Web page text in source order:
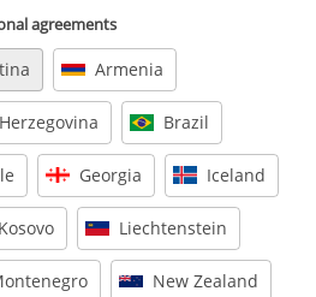
agreements
Armenia
Brazil
Georgia Iceland
Kosovo Liechtenstein
New Zealand